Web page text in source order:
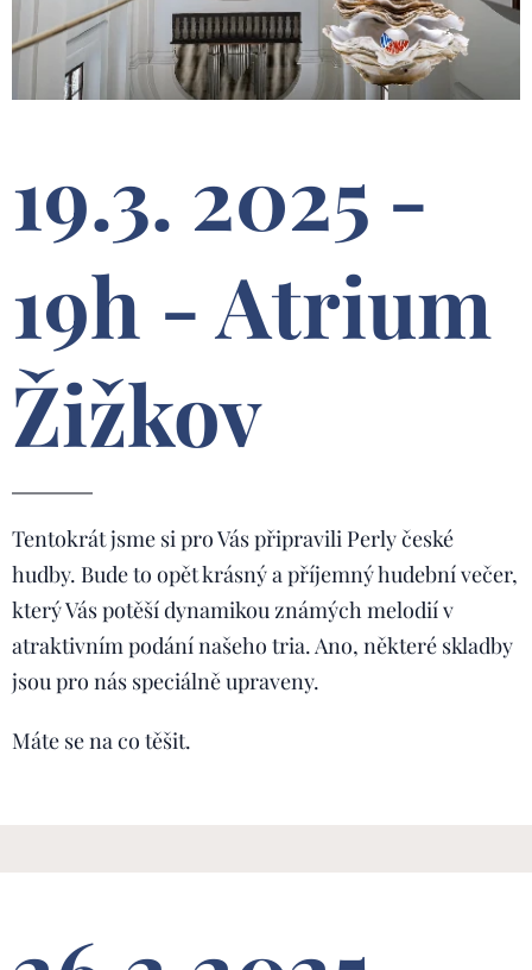
19.3. 2025 -
19h - Atrium
Žižkov
Tentokrát jsme si pro Vás připravili Perly české
hudby. Bude to opět krásný a příjemný hudební večer,
který Vás potěší dynamikou známých melodií v
atraktivním podání našeho tria. Ano, některé skladby
jsou pro nás speciálně upraveny.
Máte se na co těšit.